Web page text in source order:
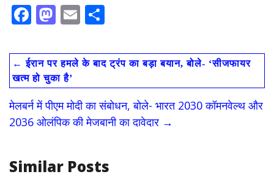
F
ac
e
b
o
o
k
M
as
to
d
o
n
E
m
ai
l
ar
e
← ईरान पर हमले के बाद ट्रंप का बड़ा बयान, बोले- ‘सीजफायर
खत्म हो चुका है’
मेलबर्न में पीएम मोदी का संबोधन, बोले- भारत 2030 कॉमनवेल्थ और
2036 ओलंपिक की मेजबानी का दावेदार →
Similar Posts